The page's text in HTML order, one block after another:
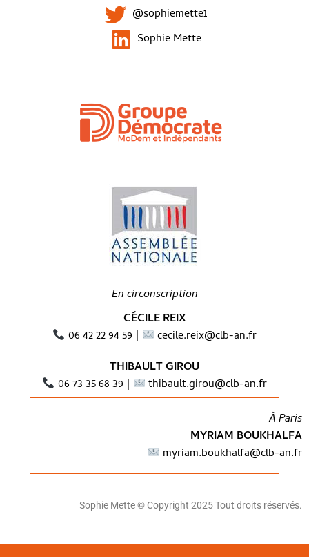
@sophiemette1
Sophie Mette
En circonscription
CÉCILE REIX
06 42 22 94 59 |
cecile.reix@clb-an.fr
THIBAULT GIROU
06 73 35 68 39 |
thibault.girou@clb-an.fr
À Paris
MYRIAM BOUKHALFA
myriam.boukhalfa@clb-an.fr
Sophie Mette © Copyright 2025 Tout droits réservés.